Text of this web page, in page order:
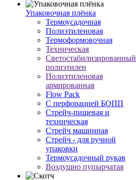
Упаковочная плёнка
Термоусадочная
Полиэтиленовая
Термоформовочная
Техническая
Светостабилизированный
полиэтилен
Полиэтиленовая
армированная
Flow Pack
С перфорацией БОПП
Стрейч-пищевая и
техническая
Стрейч машинная
Стрейч - для ручной
упаковки
Термоусадочный рукав
Воздушно пупырчатая